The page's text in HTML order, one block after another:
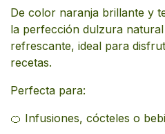
De color naranja brillante y
la perfección dulzura
refrescante, ideal para
recetas.
Perfecta para:
🍊 Infusiones, cócteles o